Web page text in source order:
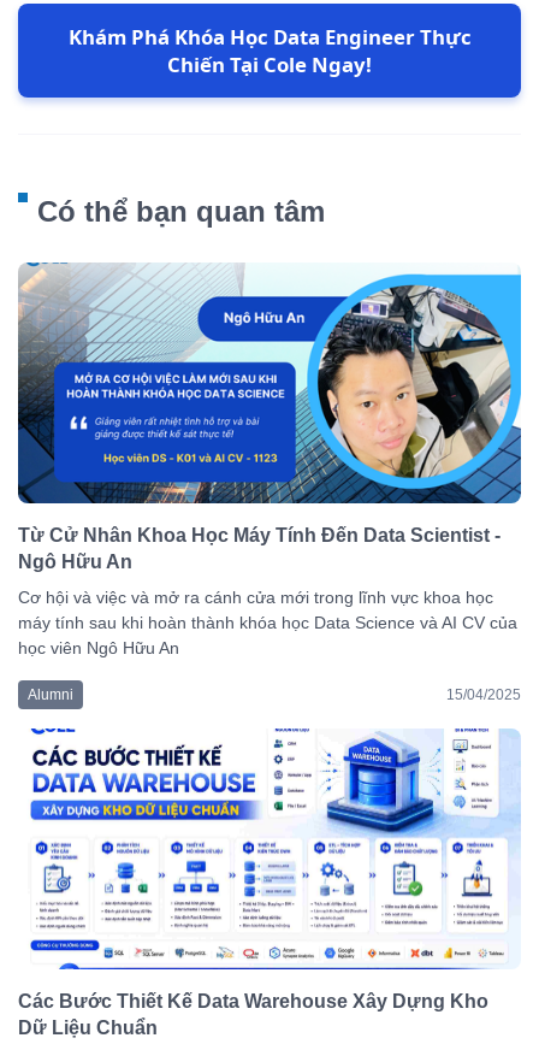
Khám Phá Khóa Học Data Engineer Thực
Chiến Tại Cole Ngay!
Có thể bạn quan tâm
Từ Cử Nhân Khoa Học Máy Tính Đến Data Scientist -
Ngô Hữu An
Cơ hội và việc và mở ra cánh cửa mới trong lĩnh vực khoa học
máy tính sau khi hoàn thành khóa học Data Science và AI CV của
học viên Ngô Hữu An
Alumni 15/04/2025
Các Bước Thiết Kế Data Warehouse Xây Dựng Kho
Dữ Liệu Chuẩn